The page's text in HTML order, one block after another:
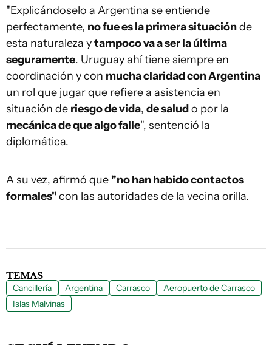
"Explicándoselo a Argentina se entiende
perfectamente, no fue es la primera situaciónde
esta naturaleza ytampoco va a ser la última
seguramente. Uruguay ahí tiene siempre en
coordinación y con mucha claridad con Argentina
un rol que jugar que refiere a asistencia en
situación de riesgo de vida, de saludo por la
mecánica de que algo falle", sentenció la
diplomática.
A su vez, afirmó que "no han habido contactos
formales"con las autoridades de la vecina orilla.
TEMAS
Cancillería Argentina Carrasco
Aeropuerto de Carrasco
Islas Malvinas